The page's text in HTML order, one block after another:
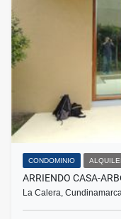
CONDOMINIO
ARRIENDO CASA-
La Calera,